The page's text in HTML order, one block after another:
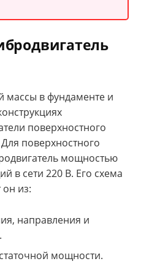
массы в фундаменте и
поверхностного
поверхностного
мощностью
в сети 220 В. Его схема
он из:
направления и
мощности.